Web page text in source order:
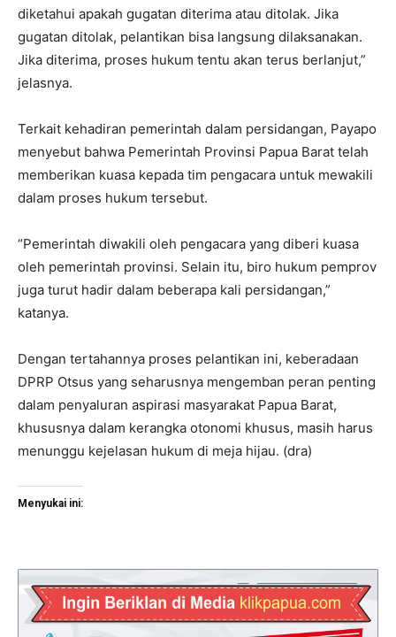
diketahui apakah gugatan diterima atau ditolak. Jika
gugatan ditolak, pelantikan bisa langsung dilaksanakan.
Jika diterima, proses hukum tentu akan terus berlanjut,”
jelasnya.
Terkait kehadiran pemerintah dalam persidangan, Payapo
menyebut bahwa Pemerintah Provinsi Papua Barat telah
memberikan kuasa kepada tim pengacara untuk mewakili
dalam proses hukum tersebut.
“Pemerintah diwakili oleh pengacara yang diberi kuasa
oleh pemerintah provinsi. Selain itu, biro hukum pemprov
juga turut hadir dalam beberapa kali persidangan,”
katanya.
Dengan tertahannya proses pelantikan ini, keberadaan
DPRP Otsus yang seharusnya mengemban peran penting
dalam penyaluran aspirasi masyarakat Papua Barat,
khususnya dalam kerangka otonomi khusus, masih harus
menunggu kejelasan hukum di meja hijau. (dra)
Menyukai ini: